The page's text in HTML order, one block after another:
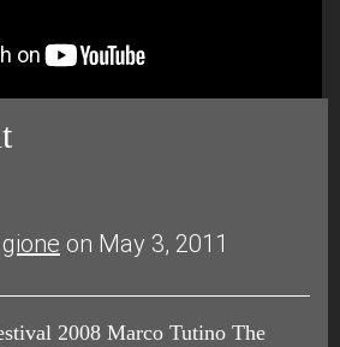
on May 3, 2011
2008 Marco Tutino The